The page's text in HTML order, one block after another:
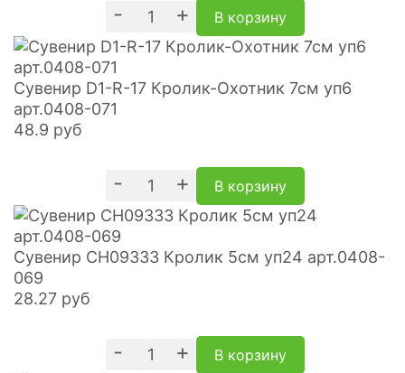
- + В корзину
Сувенир D1-R-17 Кролик-Охотник 7см уп6
арт.0408-071
48.9 руб
- + В корзину
Сувенир CH09333 Кролик 5см уп24 арт.0408-
069
28.27 руб
- + В корзину